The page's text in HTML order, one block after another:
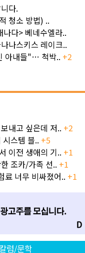
다.
청소 방법) ..
나다> 베네수엘라..
나스키스 레이크..
아내들"… 척박.. +2
내고 싶은데 저.. +2
시스템 블.. +5
이전 생애의 기.. +1
조카/가족 선.. +1
료 너무 비싸졌어.. +1
칼럼/문학